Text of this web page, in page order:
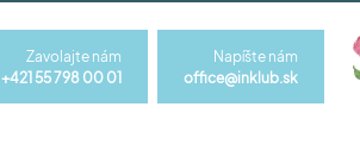
Zavolajte nám
+421 55 798 00 01
Napíšte nám
office@inklub.sk